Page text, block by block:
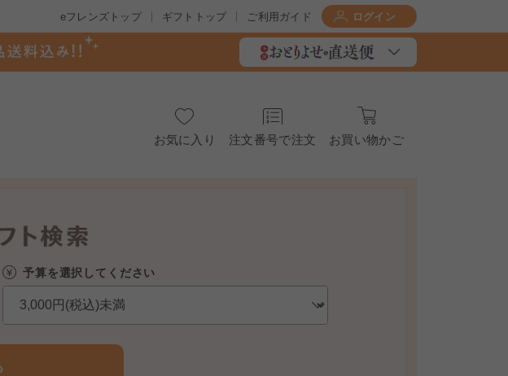
eフレンズトップ ギフトトップ ご利用ガイド ログイン
お気に入り 注文番号で注文 お買い物かご
予算を選択してください